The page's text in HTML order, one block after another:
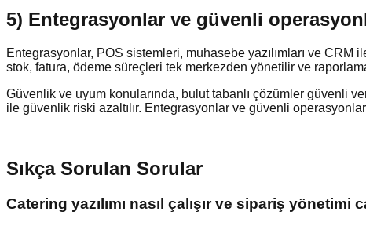
5) Entegrasyonlar ve güvenli
Entegrasyonlar, POS sistemleri, muhasebe yazılımları ve CRM
stok, fatura, ödeme süreçleri tek merkezden yönetilir ve
Güvenlik ve uyum konularında, bulut tabanlı çözümler güvenli
ile güvenlik riski azaltılır. Entegrasyonlar ve güvenli
Sıkça Sorulan Sorular
Catering yazılımı nasıl çalışır ve sipariş